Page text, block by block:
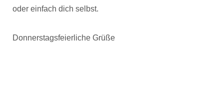
oder einfach dich selbst.
Donnerstagsfeierliche Grüße